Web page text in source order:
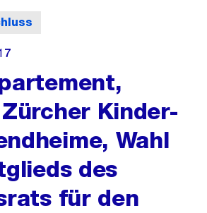
Kinder-
Wahl
des
für den